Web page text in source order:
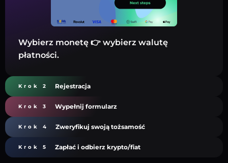
Wybierz monetę 👉 wybierz walutę
płatności.
Krok 2 Rejestracja
Krok 3 Wypełnij formularz
Krok 4 Zweryfikuj swoją tożsamość
Krok 5 Zapłać i odbierz krypto/fiat